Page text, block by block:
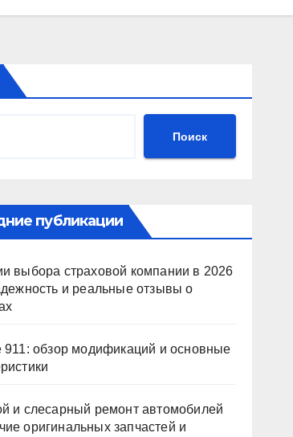
Поиск
публикации
выбора страховой компании в 2026
и реальные отзывы о
911: обзор модификаций и основные
и слесарный ремонт автомобилей
оригинальных запчастей и